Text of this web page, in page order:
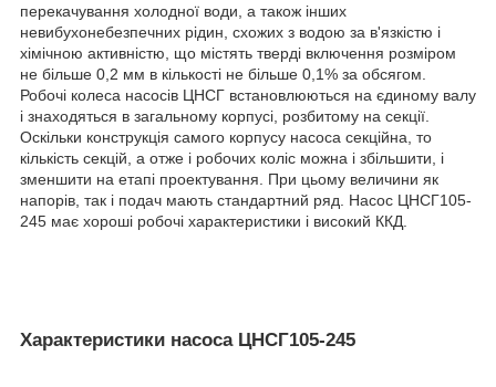
перекачування холодної води, а також інших
невибухонебезпечних рідин, схожих з водою за в'язкістю і
хімічною активністю, що містять тверді включення розміром
не більше 0,2 мм в кількості не більше 0,1% за обсягом.
Робочі колеса насосів ЦНСГ встановлюються на єдиному валу
і знаходяться в загальному корпусі, розбитому на секції.
Оскільки конструкція самого корпусу насоса секційна, то
кількість секцій, а отже і робочих коліс можна і збільшити, і
зменшити на етапі проектування. При цьому величини як
напорів, так і подач мають стандартний ряд. Насос ЦНСГ105-
245 має хороші робочі характеристики і високий ККД.
Характеристики насоса ЦНСГ105-245